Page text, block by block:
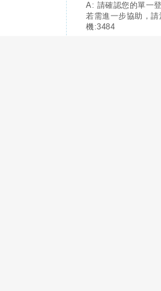
A: 請確認您的單一
若需進一步協助，
機:3484